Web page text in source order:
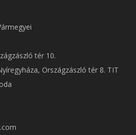
tér 10.
Országzászló tér 8. TIT